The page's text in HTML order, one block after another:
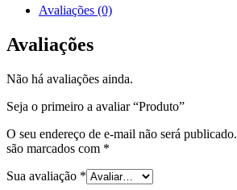
Avaliações (0)
Avaliações
Não há avaliações ainda.
Seja o primeiro a avaliar “Produto”
O seu endereço de e-mail não será publicado.
são marcados com *
Sua avaliação *